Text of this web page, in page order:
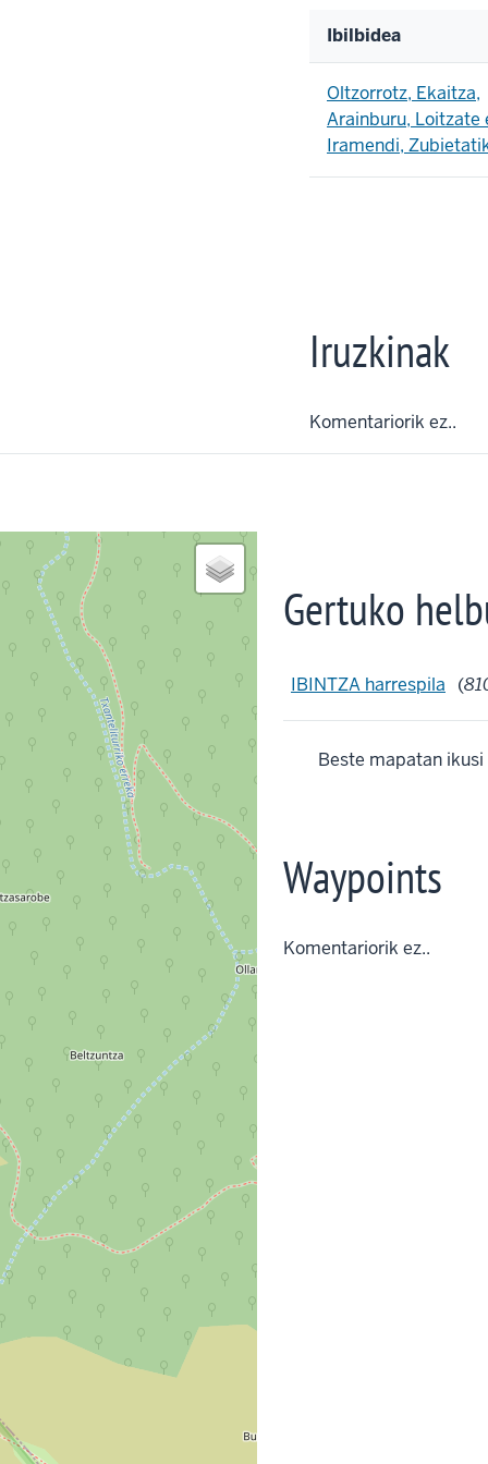
Ibilbidea
Oltzorrotz, Ekaitza,
Arainburu, Loitzate
Iramendi,
Iruzkinak
Komentariorik ez..
Gertuko
IBINTZA harrespila (
Beste mapatan ikusi
Waypoints
Komentariorik ez..